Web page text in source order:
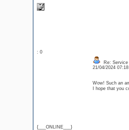
: 0
{___ONLINE___}
Re: Service
21/04/2024
Wow! Such an
I hope that you